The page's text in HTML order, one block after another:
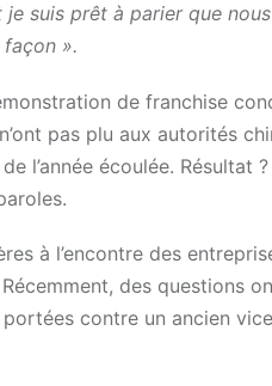
je suis prêt à parier que
».
de franchise
pas plu aux autorités
l’année écoulée.
à l’encontre des
des questions
portées contre un ancien